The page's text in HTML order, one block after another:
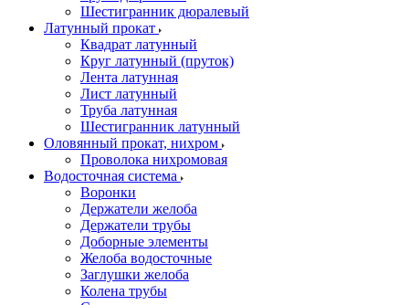
Шестигранник дюралевый
Латунный прокат
Квадрат латунный
Круг латунный (пруток)
Лента латунная
Лист латунный
Труба латунная
Шестигранник латунный
Оловянный прокат, нихром
Проволока нихромовая
Водосточная система
Воронки
Держатели желоба
Держатели трубы
Доборные элементы
Желоба водосточные
Заглушки желоба
Колена трубы